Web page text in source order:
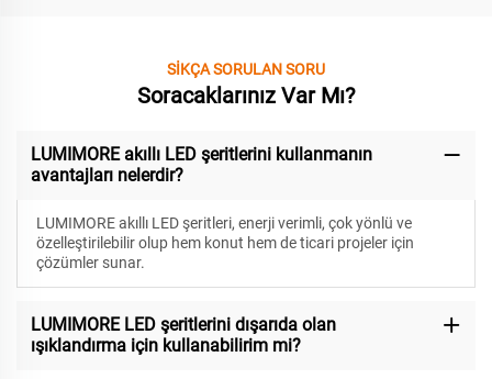
SİKÇA SORULAN SORU
Soracaklarınız Var Mı?
LUMIMORE akıllı LED şeritlerini kullanmanın
avantajları nelerdir?
LUMIMORE akıllı LED şeritleri, enerji verimli, çok yönlü ve
özelleştirilebilir olup hem konut hem de ticari projeler için
çözümler sunar.
LUMIMORE LED şeritlerini dışarıda olan
ışıklandırma için kullanabilirim mi?